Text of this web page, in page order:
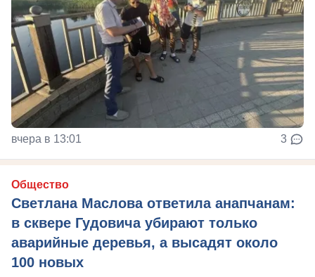
вчера в 13:01 3
Общество
Светлана Маслова ответила анапчанам:
в сквере Гудовича убирают только
аварийные деревья, а высадят около
100 новых